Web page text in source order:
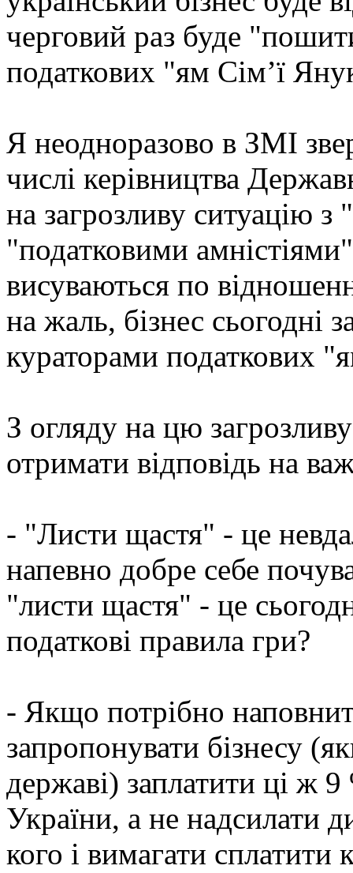
черговий раз буде
податкових "ям Сім’ї
Я неодноразово в ЗМІ
числі керівництва
на загрозливу ситуацію
"податковими
висуваються по
на жаль, бізнес сьогодні
кураторами податкових
З огляду на цю
отримати відповідь на
- "Листи щастя" - це
напевно добре себе
"листи щастя" - це
податкові правила гри?
- Якщо потрібно
запропонувати бізнесу
державі) заплатити ці ж
України, а не надсилати
кого і вимагати